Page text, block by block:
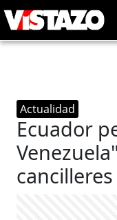
Actualidad
Ecuador